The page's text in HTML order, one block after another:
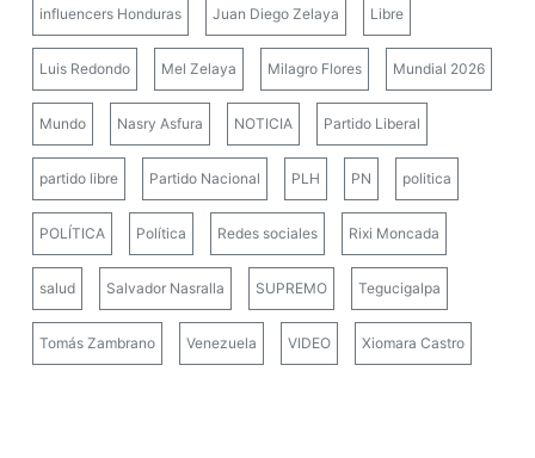
influencers Honduras Juan Diego Zelaya Libre
Luis Redondo Mel Zelaya Milagro Flores Mundial 2026
Mundo Nasry Asfura NOTICIA Partido Liberal
partido libre Partido Nacional PLH PN politica
POLÍTICA Política Redes sociales Rixi Moncada
salud Salvador Nasralla SUPREMO Tegucigalpa
Tomás Zambrano Venezuela VIDEO Xiomara Castro